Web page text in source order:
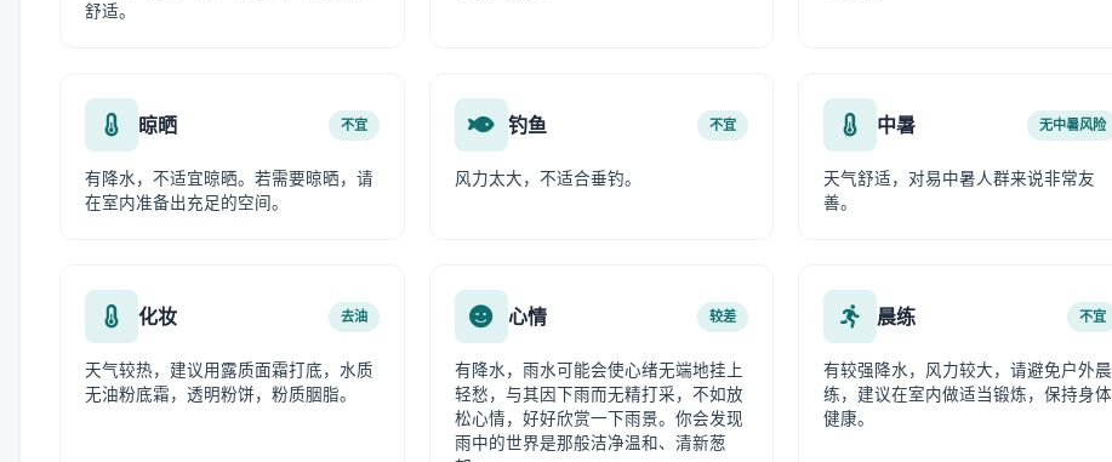
舒适。
晾晒 不宜
有降水，不适宜晾晒。若需要晾晒，请
在室内准备出充足的空间。
钓鱼 不宜
风力太大，不适合垂钓。
中暑 无中暑风险
天气舒适，对易中暑人群来说非常友
善。
化妆 去油
天气较热，建议用露质面霜打底，水质
无油粉底霜，透明粉饼，粉质胭脂。
心情 较差
有降水，雨水可能会使心绪无端地挂上
轻愁，与其因下雨而无精打采，不如放
松心情，好好欣赏一下雨景。你会发现
雨中的世界是那般洁净温和、清新葱
晨练 不宜
有较强降水，风力较大，请避免户外晨
练，建议在室内做适当锻炼，保持身体
健康。